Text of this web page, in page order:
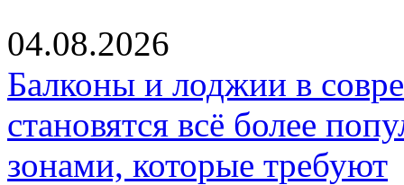
04.08.2026
Балконы и лоджии в
становятся всё более
зонами, которые требуют